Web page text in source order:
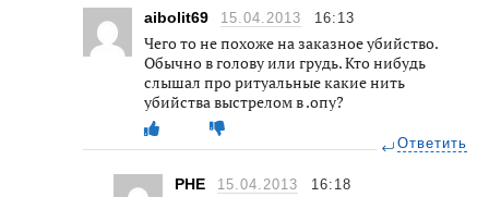
aibolit69 15.04.2013 16:13
Чего то не похоже на заказное убийство.
Обычно в голову или грудь. Кто нибудь
слышал про ритуальные какие нить
убийства выстрелом в .опу?
Ответить
РНЕ 15.04.2013 16:18